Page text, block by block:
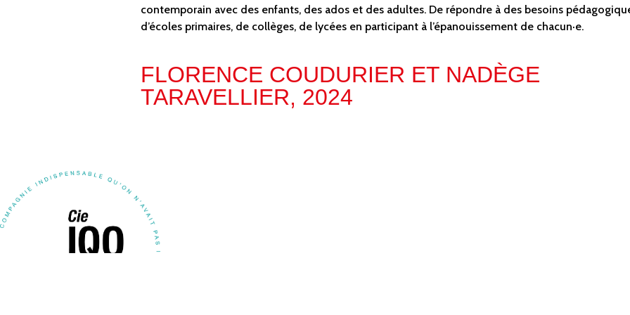
contemporain avec des enfants, des ados et des adultes. De répondre à des besoins
d’écoles primaires, de collèges, de lycées en participant à l’épanouissement de chacun·e.
FLORENCE COUDURIER ET NADÈGE
TARAVELLIER, 2024